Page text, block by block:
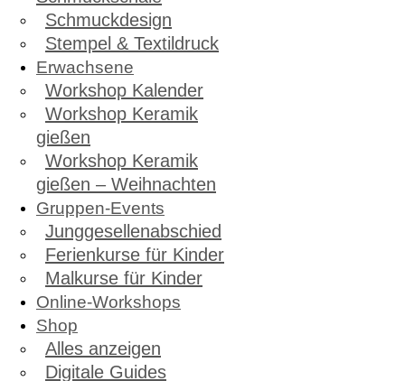
Schmuckdesign
Stempel & Textildruck
Erwachsene
Workshop Kalender
Workshop Keramik
gießen
Workshop Keramik
gießen – Weihnachten
Gruppen-Events
Junggesellenabschied
Ferienkurse für Kinder
Malkurse für Kinder
Online-Workshops
Shop
Alles anzeigen
Digitale Guides